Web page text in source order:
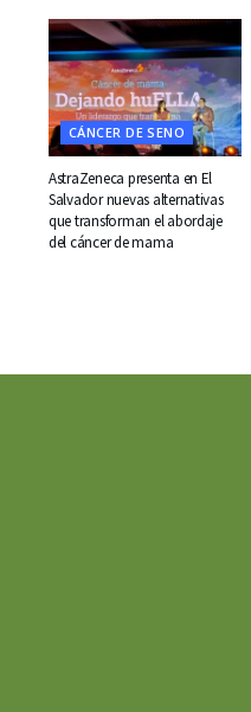
CÁNCER DE SENO
AstraZeneca presenta en El
Salvador nuevas alternativas
que transforman el abordaje
del cáncer de mama